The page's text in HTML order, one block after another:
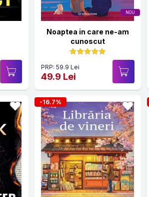
NOU
Noaptea in care ne-am
cunoscut
PRP: 59.9 Lei
49.9 Lei
-16.7%